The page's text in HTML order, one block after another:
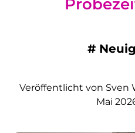
#
Veröffentlicht von Sven
Mai